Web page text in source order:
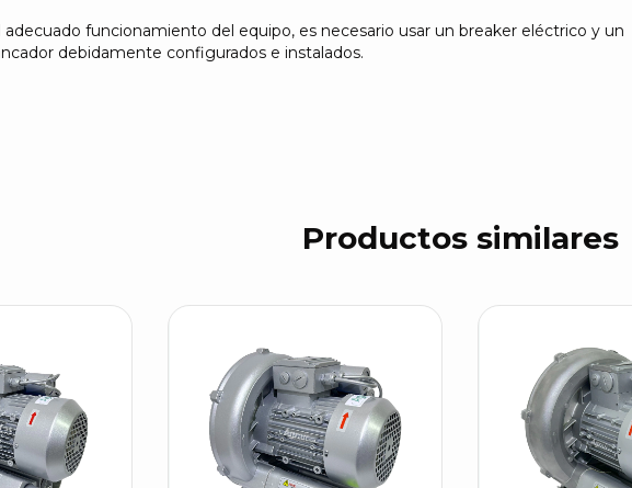
funcionamiento del equipo, es necesario usar un breaker eléctrico y un
debidamente configurados e instalados.
Productos similares